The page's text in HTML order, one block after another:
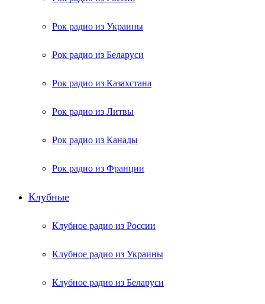
Рок радио из Украины
Рок радио из Беларуси
Рок радио из Казахстана
Рок радио из Литвы
Рок радио из Канады
Рок радио из Франции
Клубные
Клубное радио из России
Клубное радио из Украины
Клубное радио из Беларуси